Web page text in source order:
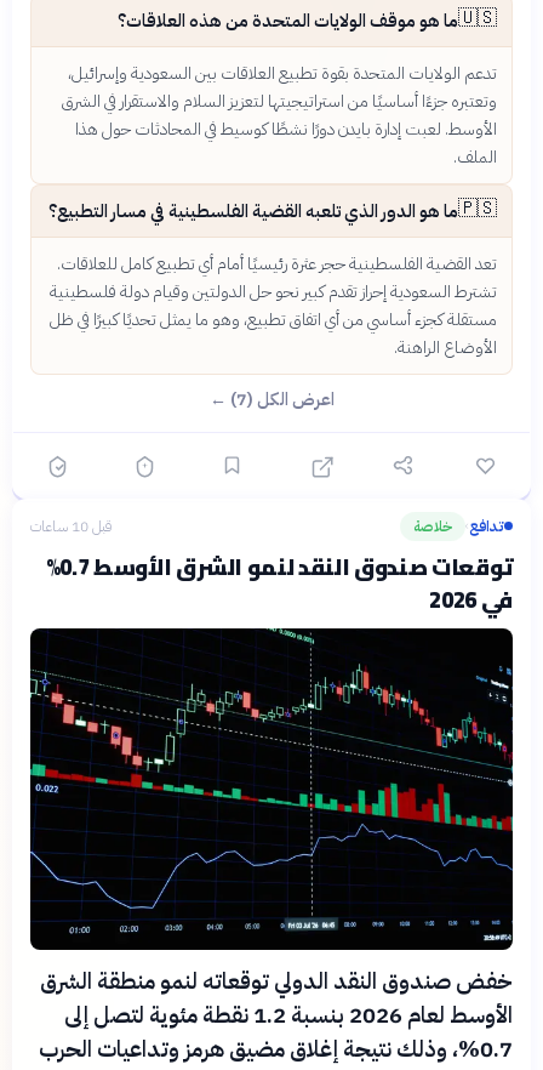
🇺🇸ما هو موقف الولايات المتحدة من هذه العلاقات؟
تدعم الولايات المتحدة بقوة تطبيع العلاقات بين السعودية وإسرائيل،
وتعتبره جزءًا أساسيًا من استراتيجيتها لتعزيز السلام والاستقرار في الشرق
الأوسط. لعبت إدارة بايدن دورًا نشطًا كوسيط في المحادثات حول هذا
الملف.
🇵🇸ما هو الدور الذي تلعبه القضية الفلسطينية في مسار التطبيع؟
تعد القضية الفلسطينية حجر عثرة رئيسيًا أمام أي تطبيع كامل للعلاقات.
تشترط السعودية إحراز تقدم كبير نحو حل الدولتين وقيام دولة فلسطينية
مستقلة كجزء أساسي من أي اتفاق تطبيع، وهو ما يمثل تحديًا كبيرًا في ظل
الأوضاع الراهنة.
اعرض الكل (7) ←
تدافع› خلاصة قبل 10 ساعات
توقعات صندوق النقد لنمو الشرق الأوسط 0.7%
في 2026
خفض صندوق النقد الدولي توقعاته لنمو منطقة الشرق
الأوسط لعام 2026 بنسبة 1.2 نقطة مئوية لتصل إلى
0.7%، وذلك نتيجة إغلاق مضيق هرمز وتداعيات الحرب